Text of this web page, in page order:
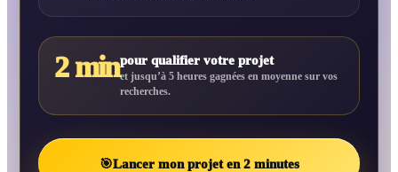
2 minpour qualifier votre projet
et jusqu’à 5 heures gagnées en moyenne sur vos
recherches.
🎯Lancer mon projet en 2 minutes